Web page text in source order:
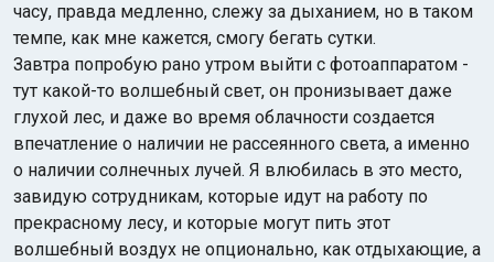
часу, правда медленно, слежу за дыханием, но в таком
темпе, как мне кажется, смогу бегать сутки.
Завтра попробую рано утром выйти с фотоаппаратом -
тут какой-то волшебный свет, он пронизывает даже
глухой лес, и даже во время облачности создается
впечатление о наличии не рассеянного света, а именно
о наличии солнечных лучей. Я влюбилась в это место,
завидую сотрудникам, которые идут на работу по
прекрасному лесу, и которые могут пить этот
волшебный воздух не опционально, как отдыхающие, а